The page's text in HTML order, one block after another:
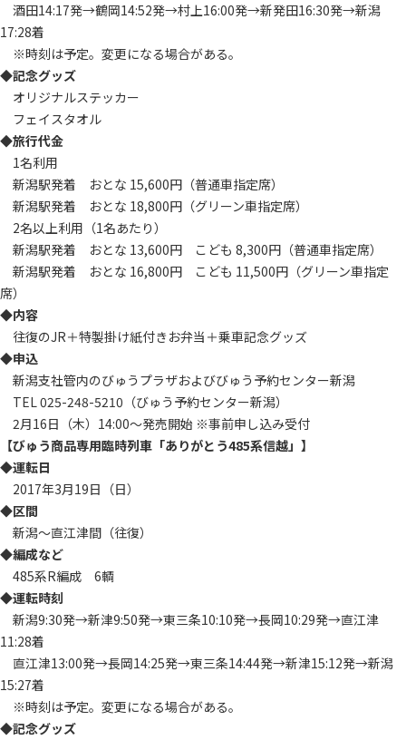
酒田14:17発→鶴岡14:52発→村上16:00発→新発田16:30発→新潟
17:28着
※時刻は予定。変更になる場合がある。
◆記念グッズ
オリジナルステッカー
フェイスタオル
◆旅行代金
1名利用
新潟駅発着 おとな 15,600円（普通車指定席）
新潟駅発着 おとな 18,800円（グリーン車指定席）
2名以上利用（1名あたり）
新潟駅発着 おとな 13,600円 こども 8,300円（普通車指定席）
新潟駅発着 おとな 16,800円 こども 11,500円（グリーン車指定
席）
◆内容
往復のJR＋特製掛け紙付きお弁当＋乗車記念グッズ
◆申込
新潟支社管内のびゅうプラザおよびびゅう予約センター新潟
TEL 025-248-5210（びゅう予約センター新潟）
2月16日（木）14:00～発売開始 ※事前申し込み受付
【びゅう商品専用臨時列車「ありがとう485系信越」】
◆運転日
2017年3月19日（日）
◆区間
新潟～直江津間（往復）
◆編成など
485系R編成 6輌
◆運転時刻
新潟9:30発→新津9:50発→東三条10:10発→長岡10:29発→直江津
11:28着
直江津13:00発→長岡14:25発→東三条14:44発→新津15:12発→新潟
15:27着
※時刻は予定。変更になる場合がある。
◆記念グッズ